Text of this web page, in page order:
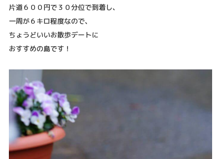
片道６００円で３０分位で到着し、
一周が６キロ程度なので、
ちょうどいいお散歩デートに
おすすめの島です！